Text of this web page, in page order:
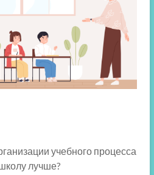
учебного процесса
лучше?